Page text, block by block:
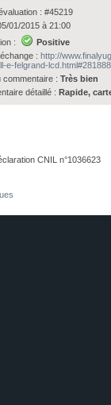
: #45219
01/2015 à 21:00
:
Positive
:http://
e-felgrand-
commentaire :Très bien
détaillé :Rapide,
CNIL n°1036623